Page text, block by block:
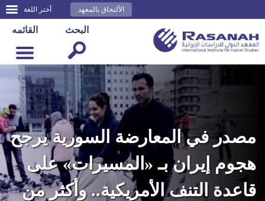
أختر اللغة الألتحاق بالمعهد
القائمه البحث
مصدر في المعارضة السورية يرجح
هجوم إيران بـ «المسيرات» على
قاعدة التنف الأمريكية.. وأكثر من